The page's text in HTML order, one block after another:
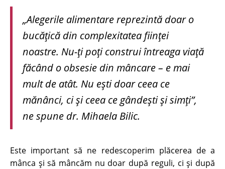
„Alegerile alimentare reprezintă doar o
bucățică din complexitatea ființei
noastre. Nu-ți poți construi întreaga viață
făcând o obsesie din mâncare – e mai
mult de atât. Nu ești doar ceea ce
mănânci, ci și ceea ce gândești și simți”,
ne spune dr. Mihaela Bilic.
Este important să ne redescoperim plăcerea de a
mânca și să mâncăm nu doar după reguli, ci și după